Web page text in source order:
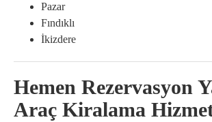
Pazar
Fındıklı
İkizdere
Hemen Rezervasyon
Araç Kiralama